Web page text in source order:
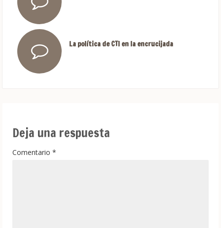
La política de CTI en la encrucijada
Deja una respuesta
Comentario *